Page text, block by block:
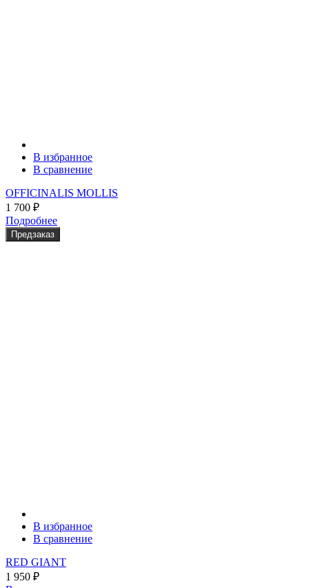
В избранное
В сравнение
OFFICINALIS MOLLIS
1 700 ₽
Подробнее
Предзаказ
В избранное
В сравнение
RED GIANT
1 950 ₽